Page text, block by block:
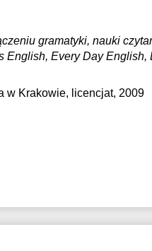
gramatyki, nauki
Every Day English,
w Krakowie, licencjat, 2009